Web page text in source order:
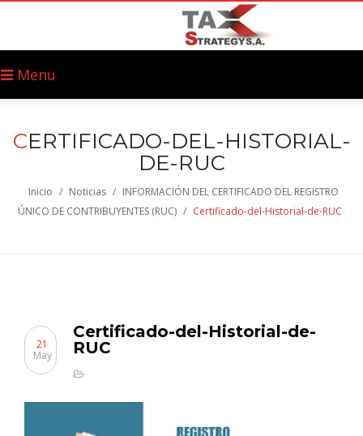
Menu
CERTIFICADO-DEL-HISTORIAL-
DE-RUC
Inicio / Noticias / INFORMACIÓN DEL CERTIFICADO DEL REGISTRO
ÚNICO DE CONTRIBUYENTES (RUC) / Certificado-del-Historial-de-RUC
Certificado-del-Historial-de-
RUC
21
May